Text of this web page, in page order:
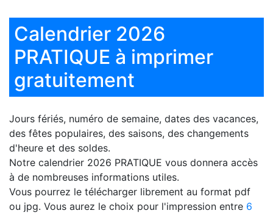
Calendrier 2026
PRATIQUE à imprimer
gratuitement
Jours fériés, numéro de semaine, dates des vacances,
des fêtes populaires, des saisons, des changements
d'heure et des soldes.
Notre calendrier 2026 PRATIQUE vous donnera accès
à de nombreuses informations utiles.
Vous pourrez le télécharger librement au format pdf
ou jpg. Vous aurez le choix pour l'impression entre 6